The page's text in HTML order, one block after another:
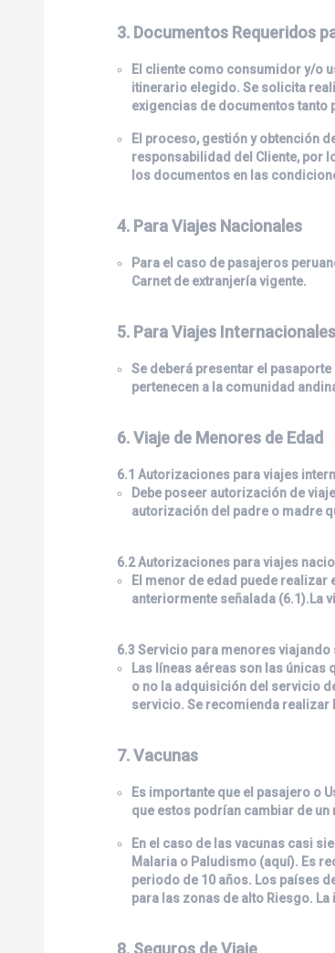
3. Documentos Requeridos
El cliente como consumidor y/o
itinerario elegido. Se solicita
exigencias de documentos tanto
El proceso, gestión y obtención
responsabilidad del Cliente, por
los documentos en las
4. Para Viajes Nacionales
Para el caso de pasajeros
Carnet de extranjería vigente.
5. Para Viajes Internacionales
Se deberá presentar el
pertenecen a la comunidad
6. Viaje de Menores de Edad
6.1 Autorizaciones para viajes
Debe poseer autorización de
autorización del padre o madre
6.2 Autorizaciones para viajes
El menor de edad puede realizar
anteriormente señalada (6.1).La
6.3 Servicio para menores
Las líneas aéreas son las únicas
o no la adquisición del servicio
servicio. Se recomienda realizar
7. Vacunas
Es importante que el pasajero o
que estos podrían cambiar de
En el caso de las vacunas casi
Malaria o Paludismo (aquí). Es
periodo de 10 años. Los países
para las zonas de alto Riesgo.
8. Seguros de Viaje